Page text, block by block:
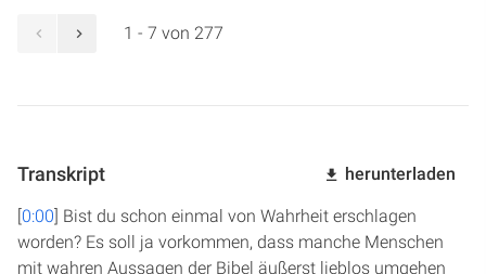
1 - 7 von 277
Transkript herunterladen
[0:00] Bist du schon einmal von Wahrheit erschlagen
worden? Es soll ja vorkommen, dass manche Menschen
mit wahren Aussagen der Bibel äußerst lieblos umgehen